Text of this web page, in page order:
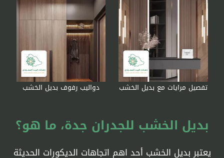
تفصيل مرايات مع بديل الخشب دواليب رفوف بديل الخشب
يعتبر بديل الخشب أحد اهم اتجاهات الديكورات الحديثة